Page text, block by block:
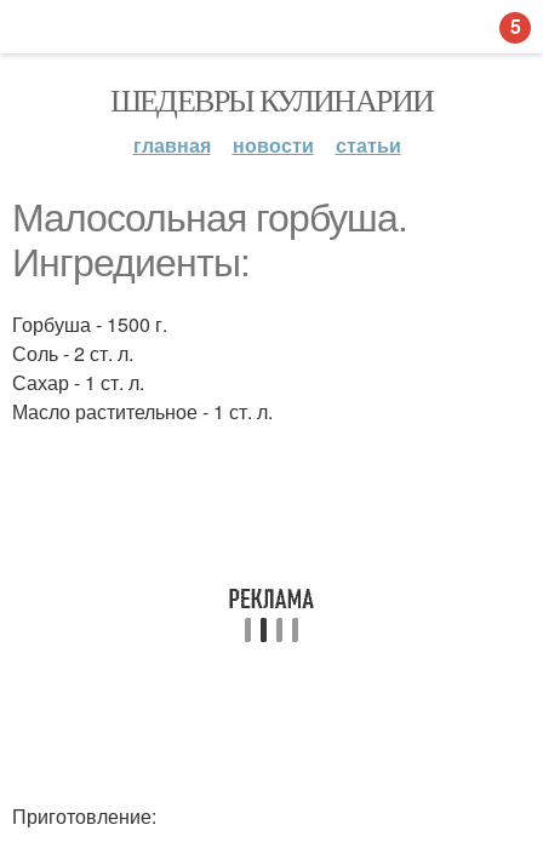
ШЕДЕВРЫ КУЛИНАРИИ
главная новости статьи
Малосольная горбуша.
Ингредиенты:
Горбуша - 1500 г.
Соль - 2 ст. л.
Сахар - 1 ст. л.
Масло растительное - 1 ст. л.
Приготовление:
5